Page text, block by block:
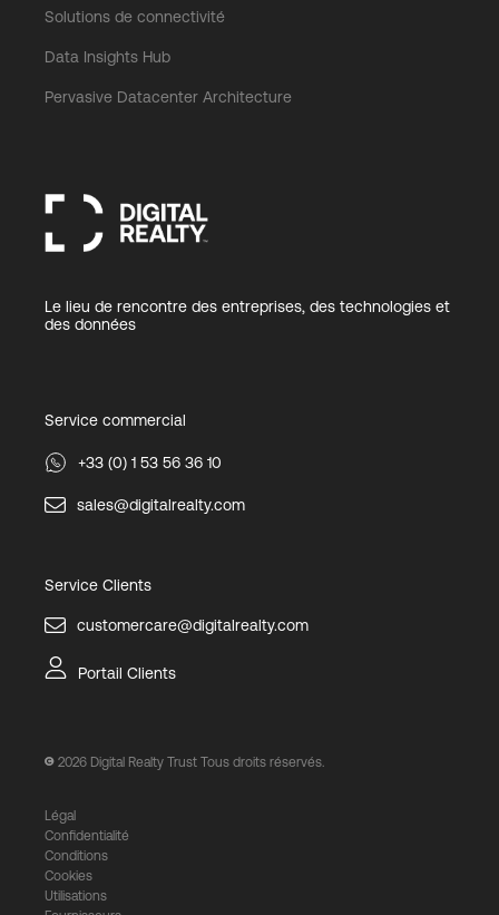
Solutions de connectivité
Data Insights Hub
Pervasive Datacenter Architecture
Le lieu de rencontre des entreprises, des technologies et
des données
Service commercial
+33 (0) 1 53 56 36 10
sales@digitalrealty.com
Service Clients
customercare@digitalrealty.com
Portail Clients
2026 Digital Realty Trust Tous droits réservés.
Légal
Confidentialité
Conditions
Cookies
Utilisations